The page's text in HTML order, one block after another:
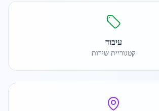
עיבוד
קטגוריית שירות